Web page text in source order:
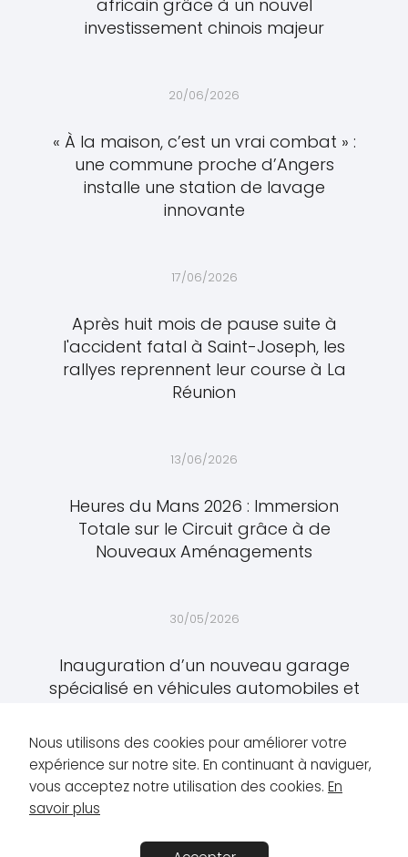
africain grâce à un nouvel
investissement chinois majeur
20/06/2026
« À la maison, c’est un vrai combat » :
une commune proche d’Angers
installe une station de lavage
innovante
17/06/2026
Après huit mois de pause suite à
l'accident fatal à Saint-Joseph, les
rallyes reprennent leur course à La
Réunion
13/06/2026
Heures du Mans 2026 : Immersion
Totale sur le Circuit grâce à de
Nouveaux Aménagements
30/05/2026
Inauguration d’un nouveau garage
spécialisé en véhicules automobiles et
Transport
Nous utilisons des cookies pour améliorer votre
expérience sur notre site. En continuant à naviguer,
vous acceptez notre utilisation des cookies. En
savoir plus